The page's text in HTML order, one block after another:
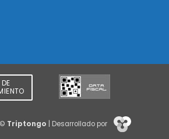
Triptongo | Desarrollado por